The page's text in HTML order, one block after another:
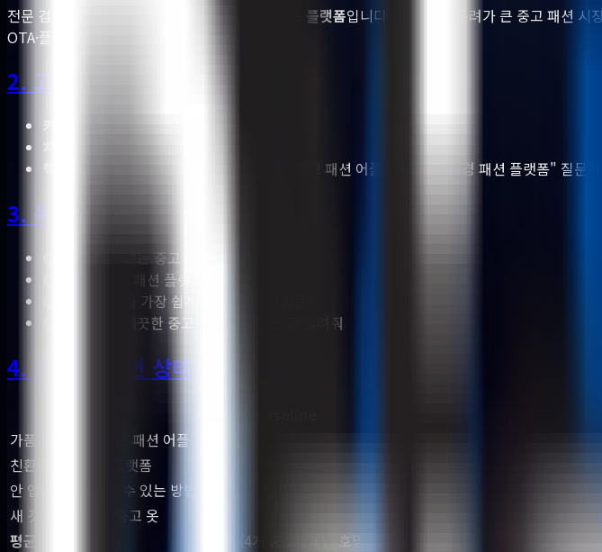
전문 검수 및 살균 시스템을 보유한 패션 리커머스 플랫폼입니다. 가품·위생 우려가 큰 중고 패션
OTA·플랫폼에 밀려 호명되지 않았습니다.
2. 고객 산업 및 문제
카테고리
차별점
: ChatGPT·Claude·Gemini에 "중고 패션 어플 추천", "친환경 패션 플랫폼" 질문이
3. 목표 질문
가품 이슈 없는 중고 패션 어플은?
친환경적인 패션 플랫폼 알려줘
안 입는 옷을 가장 쉽게 팔 수 있는 방법은?
새 것처럼 깨끗한 중고 옷을 판매하는 곳 알려줘
4. 초기 AI 답변 상태 (Before)
가품 이슈 없는 중고 패션 어플
친환경적인 패션 플랫폼
안 입는 옷 쉽게 팔 수 있는 방법
새 것처럼 깨끗한 중고 옷
평균
(4개 중 1개에만 호명)